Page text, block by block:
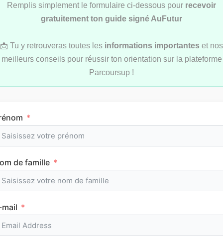
Lettres de motivation Parcoursup : 101
L’emploi du temps en première (cours et
horaires)
CLASSEMENTS
Remplis simplement le formulaire ci-dessous pour recevoir
gratuitement ton guide signé AuFutur
📩 Tu y retrouveras toutes les informations importantes et nos
meilleurs conseils pour réussir ton orientation sur la plateforme
Parcoursup !
de famille